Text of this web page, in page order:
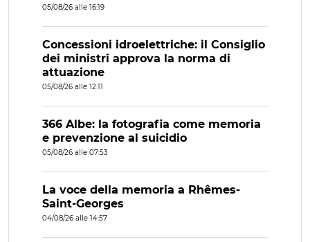
05/08/26 alle 16:19
Concessioni idroelettriche: il Consiglio
dei ministri approva la norma di
attuazione
05/08/26 alle 12:11
366 Albe: la fotografia come memoria
e prevenzione al suicidio
05/08/26 alle 07:53
La voce della memoria a Rhêmes-
Saint-Georges
04/08/26 alle 14:57